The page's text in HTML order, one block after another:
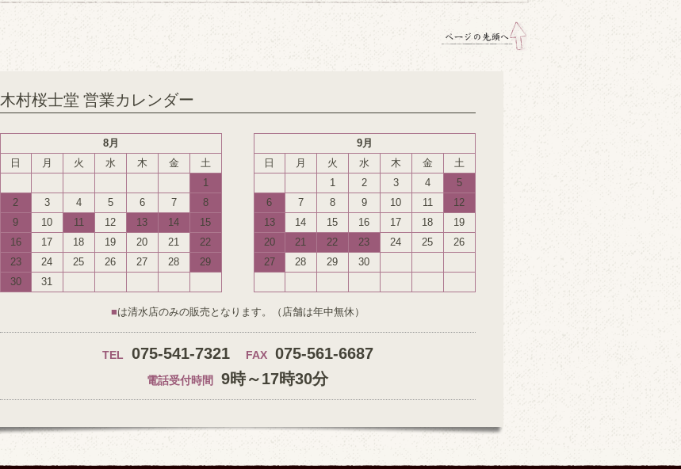
木村桜士堂 営業カレンダー
8月
日
月 火 水 木 金
土
1
2
3 4 5 6 7
8
9
10 11 12 13 14
15
16
17 18 19 20 21
22
23
24 25 26 27 28
29
30
31
9月
日
月 火 水 木 金
土
1
2 3 4
5
6
7 8 9 10 11
12
13
14 15 16 17 18
19
20
21 22 23 24 25
26
27
28 29 30
■は清水店のみの販売となります。（店舗は年中無休）
TEL 075-541-7321 FAX 075-561-6687
電話受付時間 9時～17時30分